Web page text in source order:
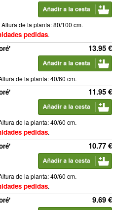
de la planta: 80/100 cm.
pedidas.
13.95 €
de la planta: 40/60 cm.
11.95 €
de la planta: 40/60 cm.
pedidas.
10.77 €
de la planta: 40/60 cm.
pedidas.
9.69 €